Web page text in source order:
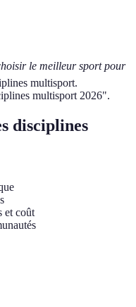
le meilleur sport pour
multisport.
multisport 2026".
disciplines
et coût